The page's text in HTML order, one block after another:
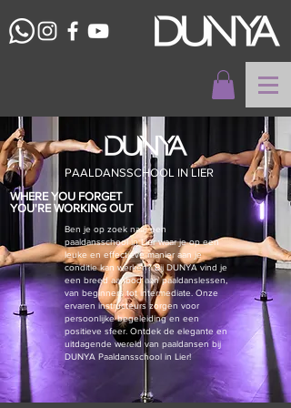
PAALDANSSCHOOL IN LIER
WHERE YOU FORGET
YOU'RE WORKING OUT
Ben je op zoek naar een
paaldansschool in Lier waar je op een
leuke en effectieve manier aan je
conditie kan werken? Bij DUNYA vind je
een breed aanbod aan paaldanslessen,
van beginners tot intermediate. Onze
ervaren instructeurs zorgen voor
persoonlijke begeleiding en een
positieve sfeer. Ontdek de elegante en
uitdagende wereld van paaldansen bij
DUNYA Paaldansschool in Lier!